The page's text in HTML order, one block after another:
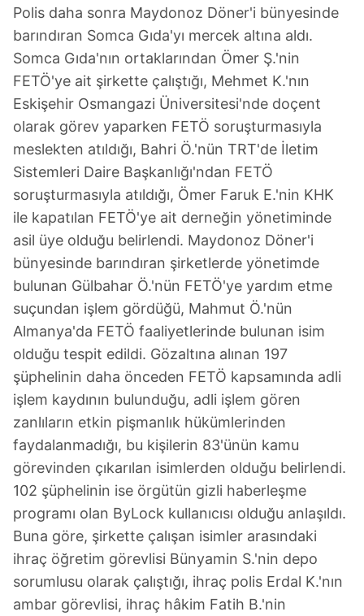
Polis daha sonra Maydonoz Döner'i bünyesinde
barındıran Somca Gıda'yı mercek altına aldı.
Somca Gıda'nın ortaklarından Ömer Ş.'nin
FETÖ'ye ait şirkette çalıştığı, Mehmet K.'nın
Eskişehir Osmangazi Üniversitesi'nde doçent
olarak görev yaparken FETÖ soruşturmasıyla
meslekten atıldığı, Bahri Ö.'nün TRT'de İletim
Sistemleri Daire Başkanlığı'ndan FETÖ
soruşturmasıyla atıldığı, Ömer Faruk E.'nin KHK
ile kapatılan FETÖ'ye ait derneğin yönetiminde
asil üye olduğu belirlendi. Maydonoz Döner'i
bünyesinde barındıran şirketlerde yönetimde
bulunan Gülbahar Ö.'nün FETÖ'ye yardım etme
suçundan işlem gördüğü, Mahmut Ö.'nün
Almanya'da FETÖ faaliyetlerinde bulunan isim
olduğu tespit edildi. Gözaltına alınan 197
şüphelinin daha önceden FETÖ kapsamında adli
işlem kaydının bulunduğu, adli işlem gören
zanlıların etkin pişmanlık hükümlerinden
faydalanmadığı, bu kişilerin 83'ünün kamu
görevinden çıkarılan isimlerden olduğu belirlendi.
102 şüphelinin ise örgütün gizli haberleşme
programı olan ByLock kullanıcısı olduğu anlaşıldı.
Buna göre, şirkette çalışan isimler arasındaki
ihraç öğretim görevlisi Bünyamin S.'nin depo
sorumlusu olarak çalıştığı, ihraç polis Erdal K.'nın
ambar görevlisi, ihraç hâkim Fatih B.'nin